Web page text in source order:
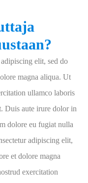
elit, sed do
magna aliqua. Ut
ullamco laboris
Duis aute irure dolor in
dolore eu fugiat nulla
adipiscing elit,
et dolore magna
exercitation